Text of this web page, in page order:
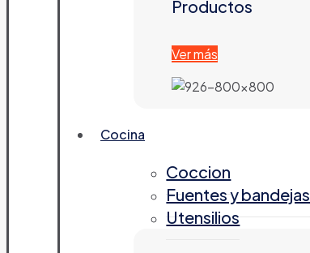
Productos
Ver más
Cocina
Coccion
Fuentes y bandejas
Utensilios